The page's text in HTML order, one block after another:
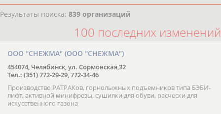
Результаты поиска: 839 организаций
100 последних изменений
ООО "СНЕЖМА" (ООО "СНЕЖМА")
454074, Челябинск, ул. Сормовская,32
Тел.: (351) 772-29-29, 772-34-46
Производство РАТРАКов, горнолыжных подъемников типа БЭБИ-
лифт, активной минифрезы, сушилки для обуви, расчески для
искусственного газона